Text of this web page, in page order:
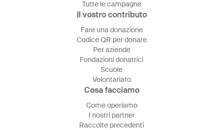
Tutte le campagne
Il vostro contributo
Fare una donazione
Codice QR per donare
Per aziende
Fondazioni donatrici
Scuole
Volontariato
Cosa facciamo
Come operiamo
I nostri partner
Raccolte precedenti